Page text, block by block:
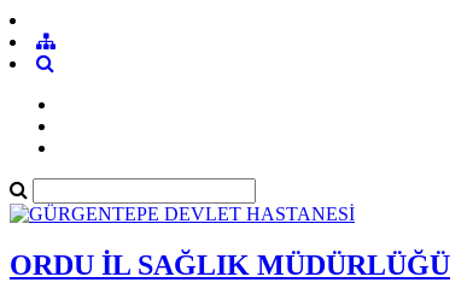
ORDU İL SAĞLIK MÜDÜRLÜĞÜ